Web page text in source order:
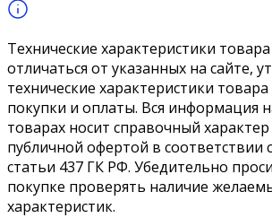
Технические характеристики
отличаться от указанных на сайте,
технические характеристики
покупки и оплаты. Вся информация
товарах носит справочный характер
публичной офертой в соответствии
статьи 437 ГК РФ. Убедительно
покупке проверять наличие
характеристик.